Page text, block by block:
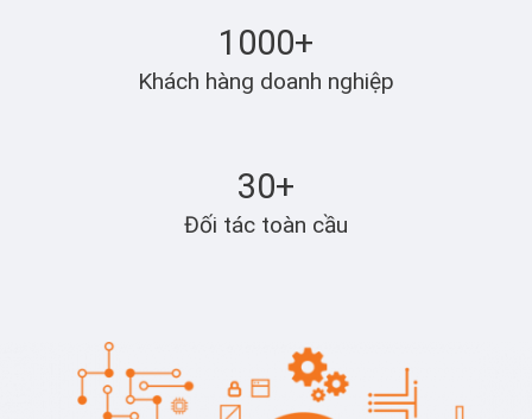
1000+
Khách hàng doanh nghiệp
30+
Đối tác toàn cầu